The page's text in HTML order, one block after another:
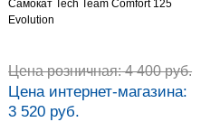
Самокат Tech Team Comfort 125
Evolution
Цена розничная:4 400 руб.
Цена интернет-магазина:
3 520 руб.